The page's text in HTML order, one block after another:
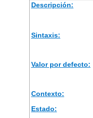
Descripción:
Sintaxis:
Valor por defecto:
Contexto:
Estado: